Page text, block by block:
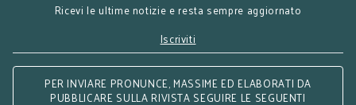
Ricevi le ultime notizie e resta sempre aggiornato
Iscriviti
PER INVIARE PRONUNCE, MASSIME ED ELABORATI DA
PUBBLICARE SULLA RIVISTA SEGUIRE LE SEGUENTI